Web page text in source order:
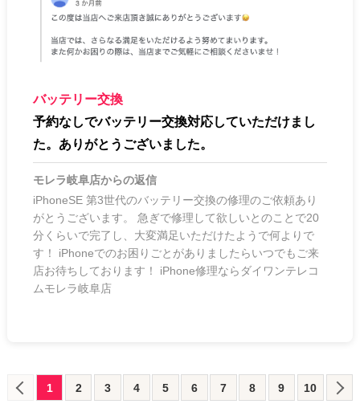
バッテリー交換
予約なしでバッテリー交換対応していただけまし
た。ありがとうございました。
モレラ岐阜店からの返信
iPhoneSE 第3世代のバッテリー交換の修理のご依頼あり
がとうございます。 急ぎで修理して欲しいとのことで20
分くらいで完了し、大変満足いただけたようで何よりで
す！ iPhoneでのお困りごとがありましたらいつでもご来
店お待ちしております！ iPhone修理ならダイワンテレコ
ムモレラ岐阜店
1 2 3 4 5 6 7 8 9 10